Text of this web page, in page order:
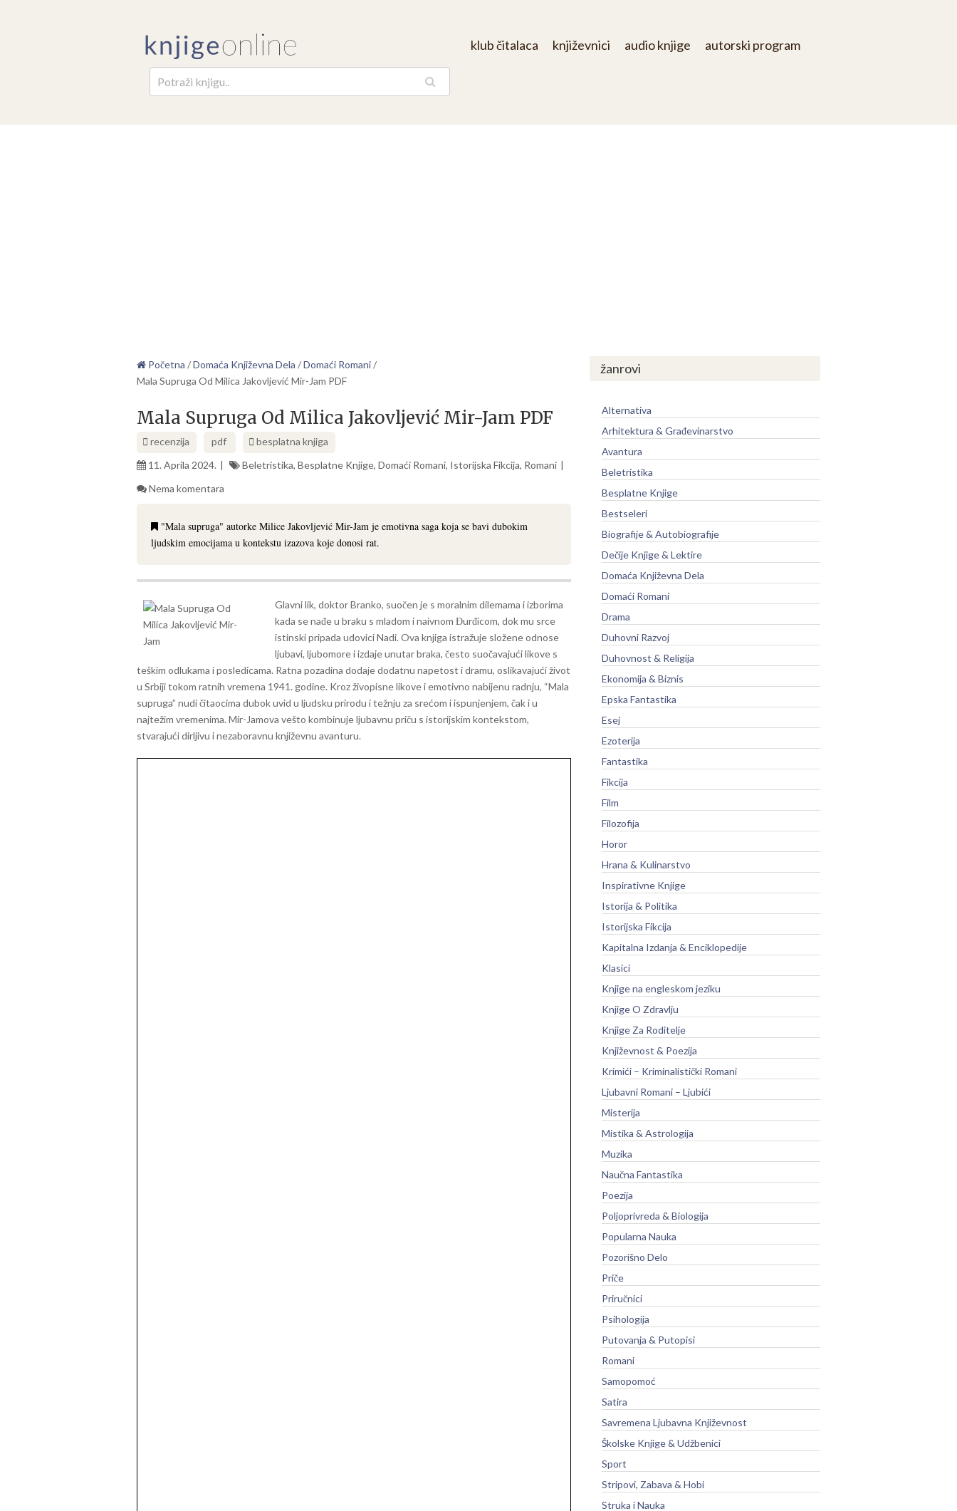
klub čitalaca književnici audio knjige autorski program
Početna /Domaća Književna Dela /Domaći Romani/
Mala Supruga Od Milica Jakovljević Mir-Jam PDF
Mala Supruga Od Milica Jakovljević Mir-Jam PDF
recenzija pdf
besplatna knjiga
11. Aprila 2024.
Beletristika, Besplatne Knjige, Domaći Romani, Istorijska Fikcija, Romani
Nema komentara
"Mala supruga" autorke Milice Jakovljević Mir-Jam je emotivna saga koja se bavi dubokim
ljudskim emocijama u kontekstu izazova koje donosi rat.
Glavni lik, doktor Branko, suočen je s moralnim dilemama i izborima
kada se nađe u braku s mladom i naivnom Đurđicom, dok mu srce
istinski pripada udovici Nadi. Ova knjiga istražuje složene odnose
ljubavi, ljubomore i izdaje unutar braka, često suočavajući likove s
teškim odlukama i posledicama. Ratna pozadina dodaje dodatnu napetost i dramu, oslikavajući život
u Srbiji tokom ratnih vremena 1941. godine. Kroz živopisne likove i emotivno nabijenu radnju, “Mala
supruga” nudi čitaocima dubok uvid u ljudsku prirodu i težnju za srećom i ispunjenjem, čak i u
najtežim vremenima. Mir-Jamova vešto kombinuje ljubavnu priču s istorijskim kontekstom,
stvarajući dirljivu i nezaboravnu književnu avanturu.
žanrovi
Alternativa
Arhitektura & Građevinarstvo
Avantura
Beletristika
Besplatne Knjige
Bestseleri
Biografije & Autobiografije
Dečije Knjige & Lektire
Domaća Književna Dela
Domaći Romani
Drama
Duhovni Razvoj
Duhovnost & Religija
Ekonomija & Biznis
Epska Fantastika
Esej
Ezoterija
Fantastika
Fikcija
Film
Filozofija
Horor
Hrana & Kulinarstvo
Inspirativne Knjige
Istorija & Politika
Istorijska Fikcija
Kapitalna Izdanja & Enciklopedije
Klasici
Knjige na engleskom jeziku
Knjige O Zdravlju
Knjige Za Roditelje
Književnost & Poezija
Krimići – Kriminalistički Romani
Ljubavni Romani – Ljubići
Misterija
Mistika & Astrologija
Muzika
Naučna Fantastika
Poezija
Poljoprivreda & Biologija
Popularna Nauka
Pozorišno Delo
Priče
Priručnici
Psihologija
Putovanja & Putopisi
Romani
Samopomoć
Satira
Savremena Ljubavna Književnost
Školske Knjige & Udžbenici
Sport
Stripovi, Zabava & Hobi
Struka i Nauka